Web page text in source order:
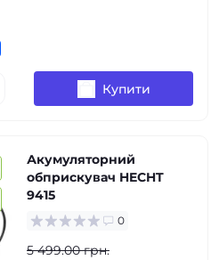
Купити
Акумуляторний
обприскувач HECHT
9415
0
5 499.00 грн.